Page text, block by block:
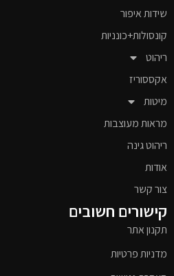
שידות איפור
קונסולות+כונניות
ריהוט
אקססוריז
מיטות
מראות מעוצבות
ריהוט גינה
אודות
צור קשר
קישורים חשובים
תקנון אתר
מדניות פרטיות